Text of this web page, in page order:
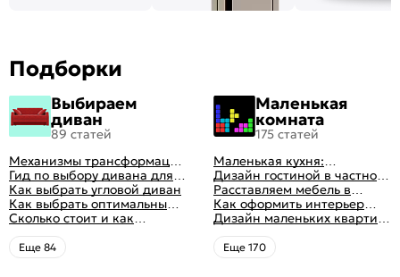
Подборки
Выбираем
диван
89 статей
Механизмы трансформации
диванов: все виды,
особенности, плюсы и
минусы
Гид по выбору дивана для
сна
Как выбрать угловой диван
Как выбрать оптимальный
цвет стен в гостиной: 50
Сколько стоит и как
Eще 84
Маленькая
комната
175 статей
Маленькая кухня:
планировка, стили, цвет и
рисунок, реальные фото
Дизайн гостиной в частном
доме: 50 вариантов с фото
Расставляем мебель в
гостиной: главные правила
рациональной планировки
Как оформить интерьер
однокомнатной квартиры:
Дизайн маленьких квартир:
интерьера с фото
Eще 170